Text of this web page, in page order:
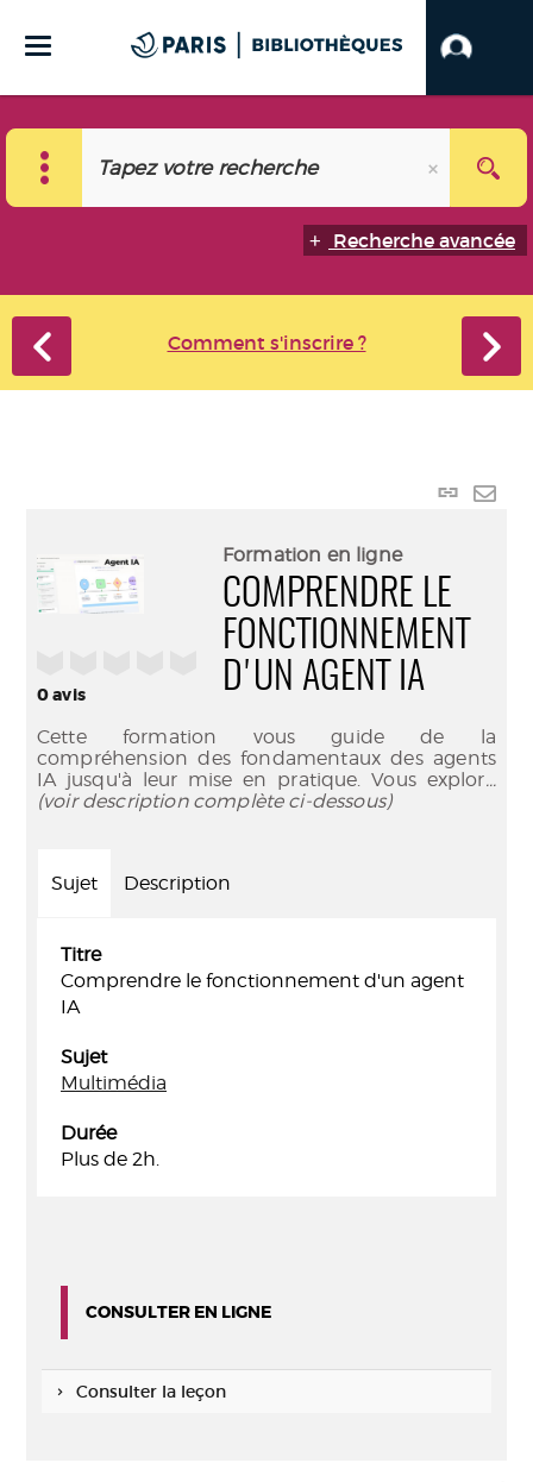
Recherche avancée
Comment s'inscrire ?
Lien
0avis
Formation en ligne
COMPRENDRE LE
FONCTIONNEMENT
D'UN AGENT IA
Cette formation vous guide de la
compréhension des fondamentaux des agents
IA jusqu'à leur mise en pratique. Vous explor...
(voir description complète ci-dessous)
Sujet Description
Titre
Comprendre le fonctionnement d'un agent
IA
Sujet
Multimédia
Durée
Plus de 2h.
CONSULTER EN LIGNE
Consulter la leçon